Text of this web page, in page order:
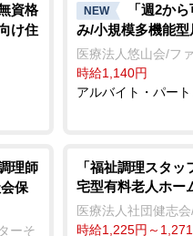
資格
け住
NEW
「週2か
み/小規模多機能
医療法人悠山会/フ
時給1,140円
アルバイト・パー
理師
保
ーそ
「福祉調理スタ
宅型有料老人ホー
医療法人社団健志
時給1,225円～